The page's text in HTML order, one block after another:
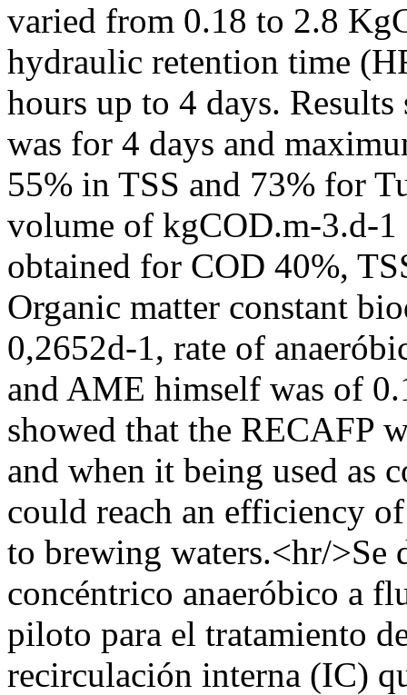
varied from 0.18 to 2.8
hydraulic retention time
hours up to 4 days.
was for 4 days and
55% in TSS and 73% for
volume of kgCOD.m-3.d-
obtained for COD 40%,
Organic matter constant
0,2652d-1, rate of
and AME himself was of
showed that the RECAFP
and when it being used as
could reach an efficiency
to brewing waters.<hr/>Se
concéntrico anaeróbico a
piloto para el tratamiento
recirculación interna (IC)